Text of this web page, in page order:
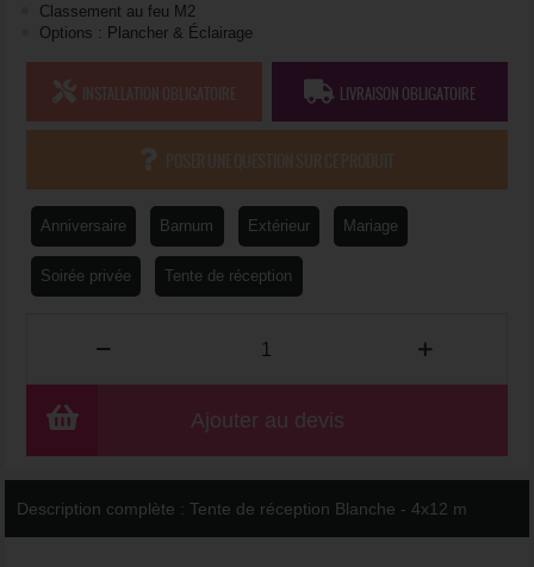
Classement au feu M2
Options : Plancher & Éclairage
INSTALLATION OBLIGATOIRE LIVRAISON OBLIGATOIRE
POSER UNE QUESTION SUR CE PRODUIT
Anniversaire Barnum Extérieur Mariage
Soirée privée Tente de réception
Ajouter au devis
Description complète :Tente de réception Blanche - 4x12 m